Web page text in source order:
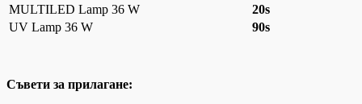
MULTILED Lamp 36 W
20s
UV Lamp 36 W
90s
Съвети за прилагане: